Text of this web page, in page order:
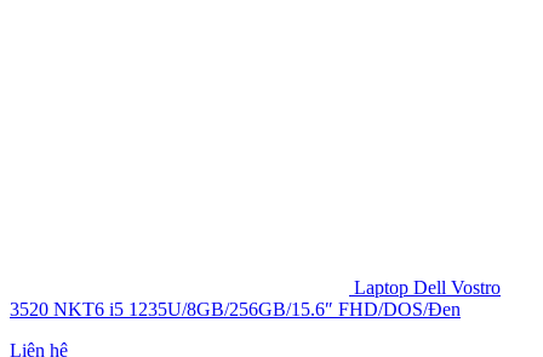
Laptop Dell Vostro
3520 NKT6 i5 1235U/8GB/256GB/15.6″ FHD/DOS/Đen
Liên hệ